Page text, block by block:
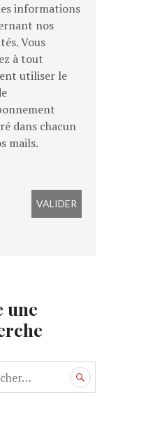
informations
nos
Vous
à tout
utiliser le
dans chacun
mails.
une